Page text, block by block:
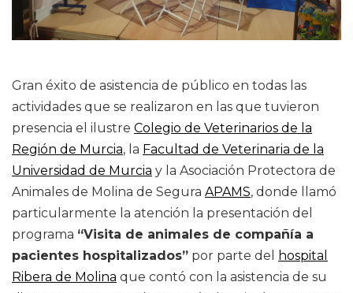
Gran éxito de asistencia de público en todas las
actividades que se realizaron en las que tuvieron
presencia el ilustre Colegio de Veterinarios de la
Región de Murcia, la Facultad de Veterinaria de la
Universidad de Murcia y la Asociación Protectora de
Animales de Molina de Segura APAMS, donde llamó
particularmente la atención la presentación del
programa “Visita de animales de compañía a
pacientes hospitalizados” por parte del
hospital
Ribera de Molina que contó con la asistencia de su